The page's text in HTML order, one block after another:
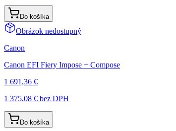
Do košíka
Obrázok nedostupný
Canon
Canon EFI Fiery Impose + Compose
1 691,36 €
1 375,08 € bez DPH
Do košíka